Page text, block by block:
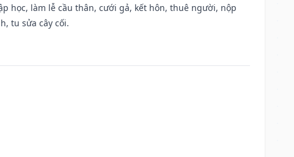
học, làm lễ cầu thân, cưới gả, kết hôn, thuê người, nộp
tu sửa cây cối.